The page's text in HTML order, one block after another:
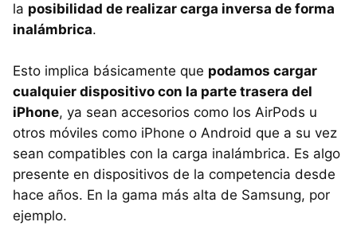
la posibilidad de realizar carga inversa de forma
inalámbrica.
Esto implica básicamente que podamos cargar
cualquier dispositivo con la parte trasera del
iPhone, ya sean accesorios como los AirPods u
otros móviles como iPhone o Android que a su vez
sean compatibles con la carga inalámbrica. Es algo
presente en dispositivos de la competencia desde
hace años. En la gama más alta de Samsung, por
ejemplo.